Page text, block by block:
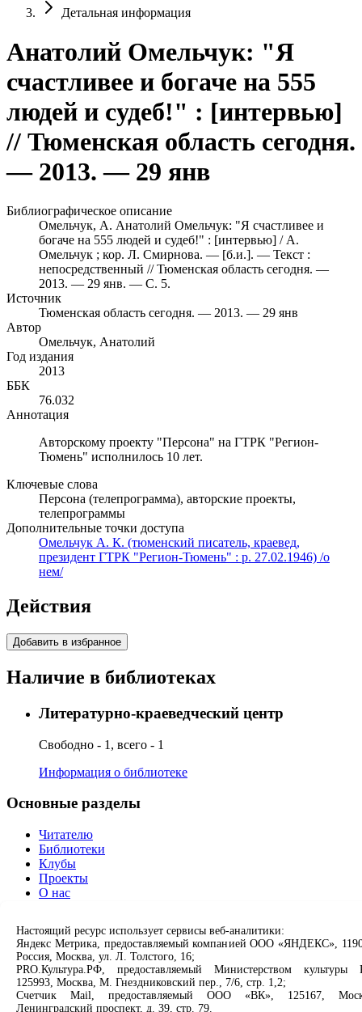
Детальная информация
Анатолий Омельчук: "Я
счастливее и богаче на 555
людей и судеб!" : [интервью]
// Тюменская область сегодня.
— 2013. — 29 янв
Библиографическое описание
Омельчук, А. Анатолий Омельчук: "Я счастливее и
богаче на 555 людей и судеб!" : [интервью] / А.
Омельчук ; кор. Л. Смирнова. — [б.и.]. — Текст :
непосредственный // Тюменская область сегодня. —
2013. — 29 янв. — С. 5.
Источник
Тюменская область сегодня. — 2013. — 29 янв
Автор
Омельчук, Анатолий
Год издания
2013
ББК
76.032
Аннотация
Авторскому проекту "Персона" на ГТРК "Регион-
Тюмень" исполнилось 10 лет.
Ключевые слова
Персона (телепрограмма), авторские проекты,
телепрограммы
Дополнительные точки доступа
Омельчук А. К. (тюменский писатель, краевед,
президент ГТРК "Регион-Тюмень" : р. 27.02.1946) /о
нем/
Действия
Добавить в избранное
Наличие в библиотеках
Литературно-краеведческий центр
Свободно - 1, всего - 1
Информация о библиотеке
Основные разделы
Читателю
Библиотеки
Клубы
Проекты
О нас
Сервисы
Продлить книгу
Спроси библиотекаря
Спроси краеведа
Настоящий ресурс использует сервисы веб-аналитики:
Яндекс Метрика, предоставляемый компанией ООО «ЯНДЕКС»,
Россия, Москва, ул. Л. Толстого, 16;
PRO.Культура.РФ, предоставляемый Министерством культуры
125993, Москва, М. Гнездниковский пер., 7/6, стр. 1,2;
Счетчик Mail, предоставляемый ООО «ВК», 125167,
Ленинградский проспект, д. 39, стр. 79.